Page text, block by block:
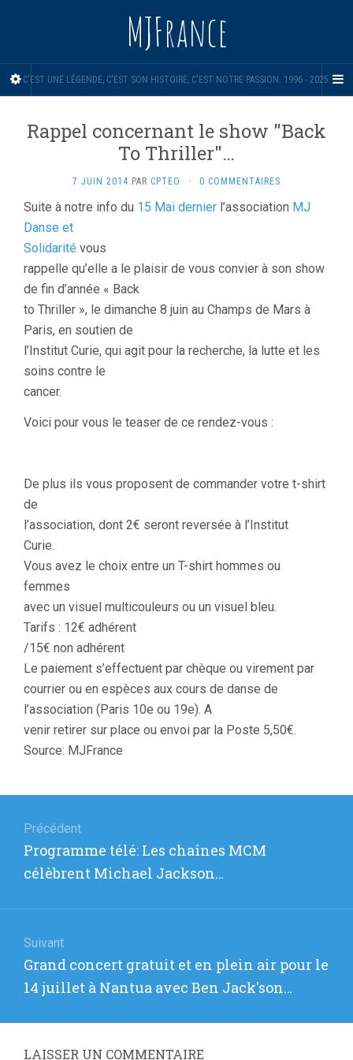
MJFrance
C'EST UNE LÉGENDE, C'EST SON HISTOIRE, C'EST NOTRE PASSION. 1996 - 2025.
Rappel concernant le show "Back
To Thriller"…
7 JUIN 2014 PAR CPTEO · 0 COMMENTAIRES
Suite à notre info du 15 Mai dernier l’association MJ
Danse et
Solidarité vous
rappelle qu’elle a le plaisir de vous convier à son show
de fin d’année « Back
to Thriller », le dimanche 8 juin au Champs de Mars à
Paris, en soutien de
l’Institut Curie, qui agit pour la recherche, la lutte et les
soins contre le
cancer.
Voici pour vous le teaser de ce rendez-vous :
De plus ils vous proposent de commander votre t-shirt
de
l’association, dont 2€ seront reversée à l’Institut
Curie.
Vous avez le choix entre un T-shirt hommes ou
femmes
avec un visuel multicouleurs ou un visuel bleu.
Tarifs : 12€ adhérent
/15€ non adhérent
Le paiement s’effectuent par chèque ou virement par
courrier ou en espèces aux cours de danse de
l’association (Paris 10e ou 19e). A
venir retirer sur place ou envoi par la Poste 5,50€.
Source: MJFrance
de
l’article
Précédent
Article
précédent
Programme télé: Les chaînes MCM
célèbrent Michael Jackson…
Suivant
Article
suivant
Grand concert gratuit et en plein air pour le
14 juillet à Nantua avec Ben Jack'son…
LAISSER UN COMMENTAIRE